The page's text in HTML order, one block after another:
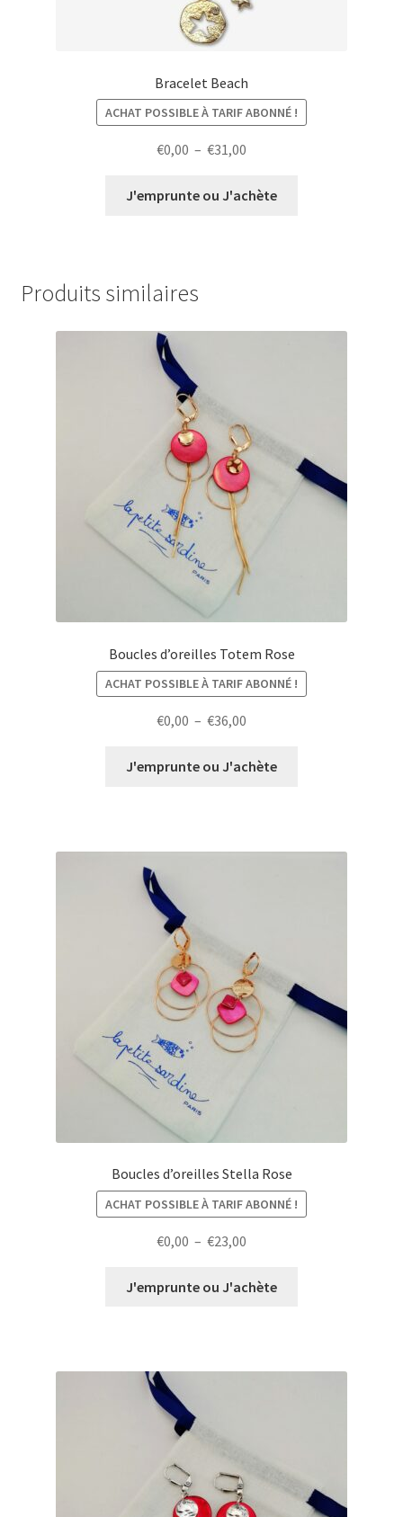
Bracelet Beach
ACHAT POSSIBLE À TARIF ABONNÉ !
€0,00 – €31,00
prix :
J'emprunte ou J'achète
Produits similaires
Boucles d’oreilles Totem Rose
ACHAT POSSIBLE À TARIF ABONNÉ !
€0,00 – €36,00
prix :
J'emprunte ou J'achète
Boucles d’oreilles Stella Rose
ACHAT POSSIBLE À TARIF ABONNÉ !
€0,00 – €23,00
prix :
J'emprunte ou J'achète